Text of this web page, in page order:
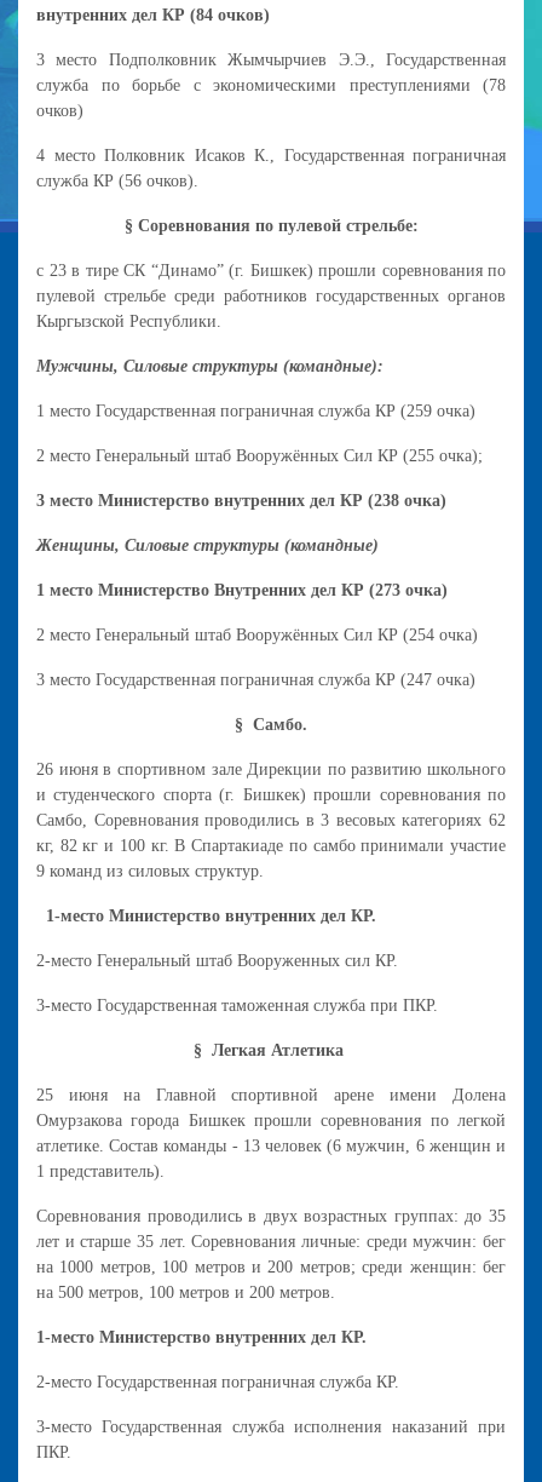
внутренних дел КР (84 очков)
3 место Подполковник Жымчырчиев Э.Э., Государственная
служба по борьбе с экономическими преступлениями (78
очков)
4 место Полковник Исаков К., Государственная пограничная
служба КР (56 очков).
§ Соревнования по пулевой стрельбе:
с 23 в тире СК “Динамо” (г. Бишкек) прошли соревнования по
пулевой стрельбе среди работников государственных органов
Кыргызской Республики.
Мужчины, Силовые структуры (командные):
1 место Государственная пограничная служба КР (259 очка)
2 место Генеральный штаб Вооружённых Сил КР (255 очка);
3 место Министерство внутренних дел КР (238 очка)
Женщины, Силовые структуры (командные)
1 место Министерство Внутренних дел КР (273 очка)
2 место Генеральный штаб Вооружённых Сил КР (254 очка)
3 место Государственная пограничная служба КР (247 очка)
§ Самбо.
26 июня в спортивном зале Дирекции по развитию школьного
и студенческого спорта (г. Бишкек) прошли соревнования по
Самбо, Соревнования проводились в 3 весовых категориях 62
кг, 82 кг и 100 кг. В Спартакиаде по самбо принимали участие
9 команд из силовых структур.
1-место Министерство внутренних дел КР.
2-место Генеральный штаб Вооруженных сил КР.
3-место Государственная таможенная служба при ПКР.
§ Легкая Атлетика
25 июня на Главной спортивной арене имени Долена
Омурзакова города Бишкек прошли соревнования по легкой
атлетике. Состав команды - 13 человек (6 мужчин, 6 женщин и
1 представитель).
Соревнования проводились в двух возрастных группах: до 35
лет и старше 35 лет. Соревнования личные: среди мужчин: бег
на 1000 метров, 100 метров и 200 метров; среди женщин: бег
на 500 метров, 100 метров и 200 метров.
1-место Министерство внутренних дел КР.
2-место Государственная пограничная служба КР.
3-место Государственная служба исполнения наказаний при
ПКР.